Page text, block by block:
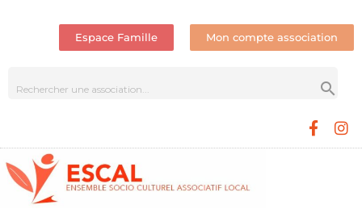
Espace Famille Mon compte association